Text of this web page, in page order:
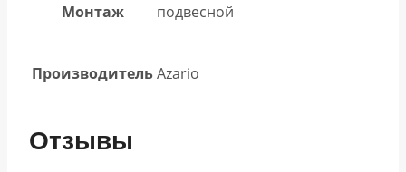
Монтаж подвесной
ПроизводительAzario
Отзывы